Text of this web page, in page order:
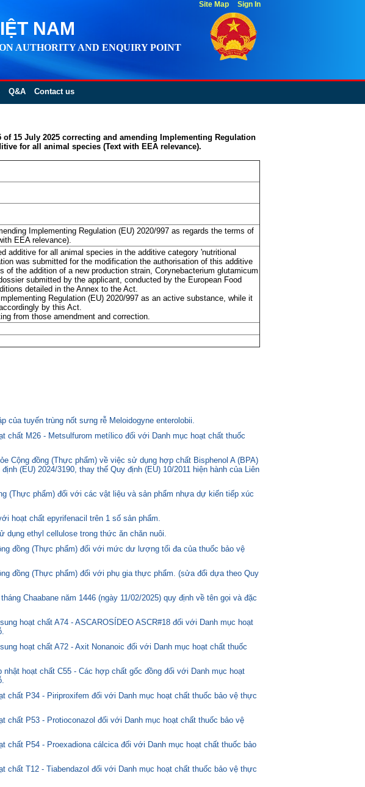
NAM
AUTHORITY AND ENQUIRY POINT
Q&A Contact us
15 July 2025 correcting and amending Implementing Regulation
for all animal species (Text with EEA relevance).
Implementing Regulation (EU) 2020/997 as regards the terms of
EEA relevance).
additive for all animal species in the additive category 'nutritional
was submitted for the modification the authorisation of this additive
the addition of a new production strain, Corynebacterium glutamicum
submitted by the applicant, conducted by the European Food
detailed in the Annex to the Act.
Regulation (EU) 2020/997 as an active substance, while it
by this Act.
from those amendment and correction.
của tuyến trùng nốt sưng rễ Meloidogyne enterolobii.
chất M26 - Metsulfurom metílico đối với Danh mục hoạt chất thuốc
Cộng đồng (Thực phẩm) về việc sử dụng hợp chất Bisphenol A (BPA)
(EU) 2024/3190, thay thế Quy định (EU) 10/2011 hiện hành của Liên
(Thực phẩm) đối với các vật liệu và sản phẩm nhựa dự kiến tiếp xúc
hoạt chất epyrifenacil trên 1 số sản phẩm.
dụng ethyl cellulose trong thức ăn chăn nuôi.
đồng (Thực phẩm) đối với mức dư lượng tối đa của thuốc bảo vệ
đồng (Thực phẩm) đối với phụ gia thực phẩm. (sửa đổi dựa theo Quy
Chaabane năm 1446 (ngày 11/02/2025) quy định về tên gọi và đặc
hoạt chất A74 - ASCAROSÍDEO ASCR#18 đối với Danh mục hoạt
hoạt chất A72 - Axit Nonanoic đối với Danh mục hoạt chất thuốc
hoạt chất C55 - Các hợp chất gốc đồng đối với Danh mục hoạt
chất P34 - Piriproxifem đối với Danh mục hoạt chất thuốc bảo vệ thực
chất P53 - Protioconazol đối với Danh mục hoạt chất thuốc bảo vệ
chất P54 - Proexadiona cálcica đối với Danh mục hoạt chất thuốc bảo
chất T12 - Tiabendazol đối với Danh mục hoạt chất thuốc bảo vệ thực
Site Map Sign In